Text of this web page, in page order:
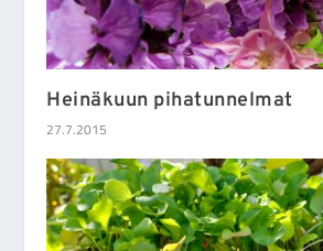
Heinäkuun pihatunnelmat
27.7.2015